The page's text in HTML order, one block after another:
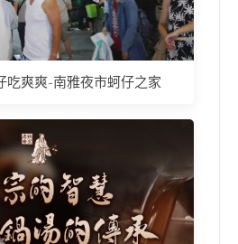
吃爽爽-南雅夜市蚵仔之家